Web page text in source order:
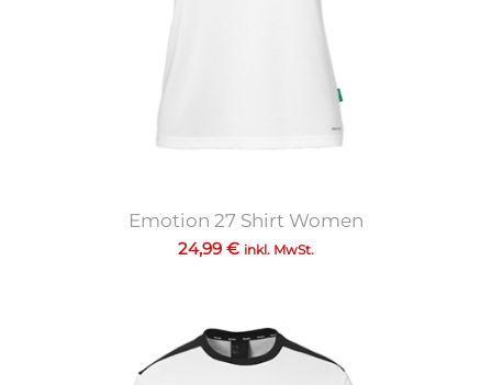
Emotion 27 Shirt Women
24,99 € inkl. MwSt.